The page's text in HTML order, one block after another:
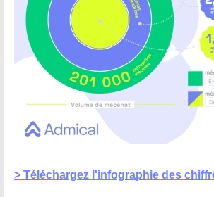
> Téléchargez l'infographie des